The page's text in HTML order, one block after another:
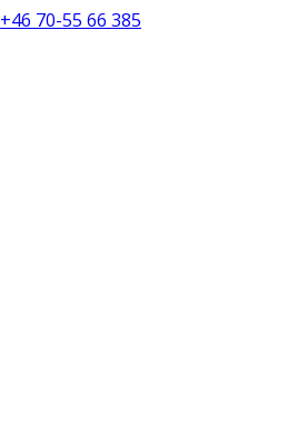
+46 70-55 66 385